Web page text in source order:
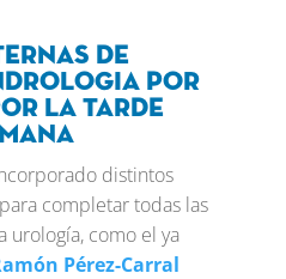
de
por
la tarde
distintos
completar todas las
urología, como el ya
Pérez-Carral